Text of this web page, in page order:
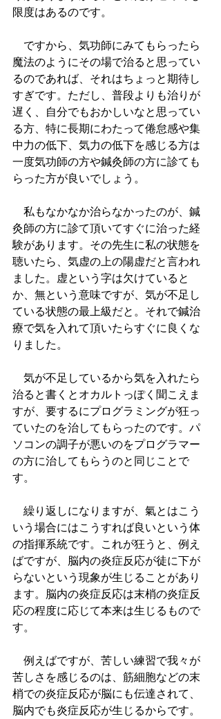
限度はあるのです。
ですから、気功師にみてもらったら
魔法のようにその場で治ると思ってい
るのであれば、それはちょっと期待し
すぎです。ただし、普段よりも治りが
遅く、自分でもおかしいなと思ってい
る方、特に長期にわたって倦怠感や集
中力の低下、気力の低下を感じる方は
一度気功師の方や鍼灸師の方に診ても
らった方が良いでしょう。
私もなかなか治らなかったのが、鍼
灸師の方に診て頂いてすぐに治った経
験があります。その先生に私の状態を
聴いたら、気虚の上の陽虚だと言われ
ました。虚という字は欠けていると
か、無という意味ですが、気が不足し
ている状態の最上級だと。それで鍼治
療で気を入れて頂いたらすぐに良くな
りました。
気が不足しているから気を入れたら
治ると書くとオカルトっぽく聞こえま
すが、要するにプログラミングが狂っ
ていたのを治してもらったのです。パ
ソコンの調子が悪いのをプログラマー
の方に治してもらうのと同じことで
す。
繰り返しになりますが、氣とはこう
いう場合にはこうすれば良いという体
の指揮系統です。これが狂うと、例え
ばですが、脳内の炎症反応が徒に下が
らないという現象が生じることがあり
ます。脳内の炎症反応は末梢の炎症反
応の程度に応じて本来は生じるもので
す。
例えばですが、苦しい練習で我々が
苦しさを感じるのは、筋細胞などの末
梢での炎症反応が脳にも伝達されて、
脳内でも炎症反応が生じるからです。